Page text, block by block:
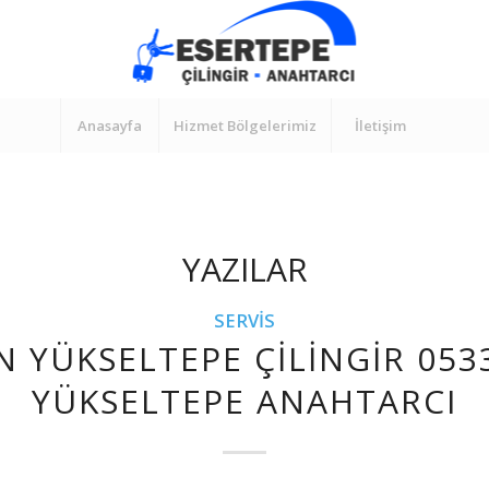
Anasayfa Hizmet Bölgelerimiz İletişim
YAZILAR
SERVIS
YÜKSELTEPE ÇILINGIR
YÜKSELTEPE ANAHTARCI